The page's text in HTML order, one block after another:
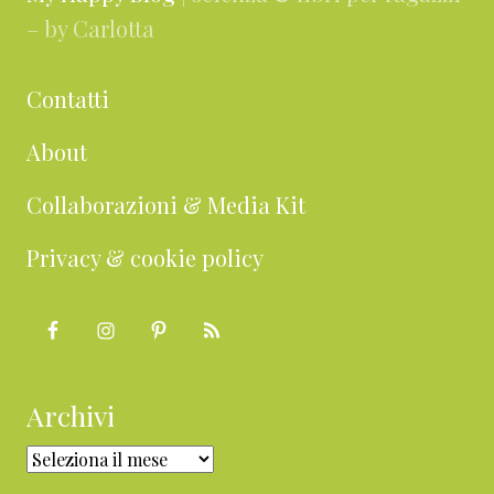
– by Carlotta
Contatti
About
Collaborazioni & Media Kit
Privacy & cookie policy
Archivi
Archivi